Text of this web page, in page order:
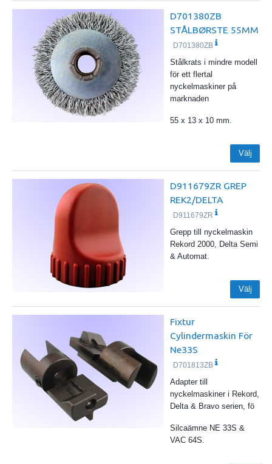
D701380ZB
STÅLBØRSTE 55MM
D701380ZB
Stålkrats i mindre modell
för ett flertal
nyckelmaskiner på
marknaden
55 x 13 x 10 mm.
Välj
D911679ZR GREP
REK2/DELTA
D911679ZR
Grepp till nyckelmaskin
Rekord 2000, Delta Semi
& Automat.
Välj
Fixtur
Cylindermaskin För
Ne33S
D701813ZB
Adapter till
nyckelmaskiner i Rekord,
Delta & Bravo serien, fö
Silcaämne NE 33S &
VAC 64S.